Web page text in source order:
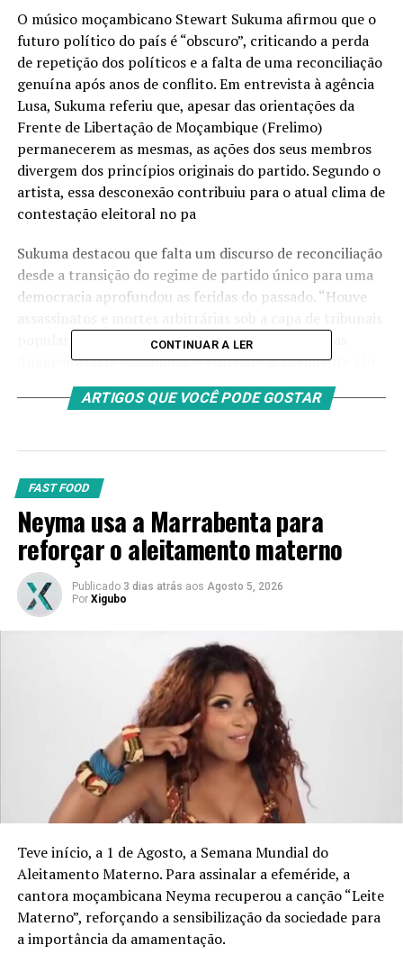
O músico moçambicano Stewart Sukuma afirmou que o
futuro político do país é “obscuro”, criticando a perda
de repetição dos políticos e a falta de uma reconciliação
genuína após anos de conflito. Em entrevista à agência
Lusa, Sukuma referiu que, apesar das orientações da
Frente de Libertação de Moçambique (Frelimo)
permanecerem as mesmas, as ações dos seus membros
divergem dos princípios originais do partido. Segundo o
artista, essa desconexão contribuiu para o atual clima de
contestação eleitoral no pa
Sukuma destacou que falta um discurso de reconciliação
desde a transição do regime de partido único para uma
democracia aprofundou as feridas do passado. “Houve
populares”, recordou, sublinhando que as políticas
financeiras que Moçambique enfrenta actualmente são
reflexo de uma sociedade que nunca lidou abertamente
com a sua própria história. A crise, marcada por
demonstra o descontentamento de uma geração mais
histórico” com a Frelimo.
CONTINUAR A LER
ARTIGOS QUE VOCÊ PODE GOSTAR
FAST FOOD
Neyma usa a Marrabenta para
reforçar o aleitamento materno
Publicado 3 dias atrás aos Agosto 5, 2026
Por Xigubo
Teve início, a 1 de Agosto, a Semana Mundial do
Aleitamento Materno. Para assinalar a efeméride, a
cantora moçambicana Neyma recuperou a canção “Leite
Materno”, reforçando a sensibilização da sociedade para
a importância da amamentação.